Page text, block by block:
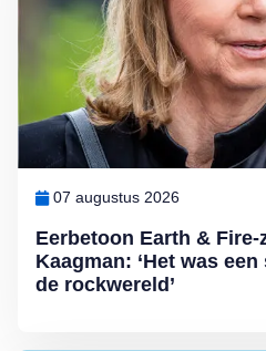
Eerbetoon Earth &
Kaagman: ‘Het was
de rockwereld’
07 augustus 2026